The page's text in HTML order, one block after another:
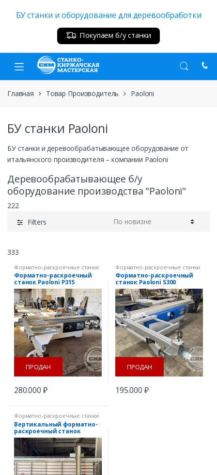
БУ станки и оборудование для деревообработки
Покупаем б/у станки
Главная Товар Производитель Paoloni
БУ станки Paoloni
БУ станки и деревообрабатывающее оборудование от
итальянского производителя – компании Paoloni
Деревообрабатывающее б/у
оборудование производства "Paoloni"
222
Filters
333
Форматно-раскроечные станки
Форматно-раскроечный
станок Paoloni P315
ПРОДАН
280.000 ₽
Форматно-раскроечные станки
Форматно-раскроечный
станок Paoloni S300
ПРОДАН
195.000 ₽
Форматно-раскроечные станки
Вертикальный форматно-
раскроечный станок
Paoloni SV 420 б/у